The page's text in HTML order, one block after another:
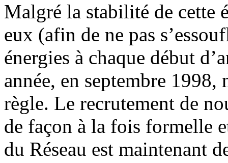
Malgré la stabilité de cette
eux (afin de ne pas
énergies à chaque début
année, en septembre 1998,
règle. Le recrutement de
de façon à la fois formelle
du Réseau est maintenant